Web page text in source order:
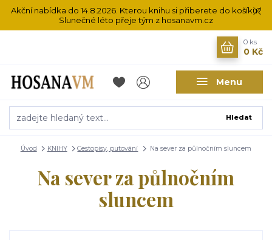
Akční nabídka do 14.8.2026. Kterou knihu si přiberete do košíku?
Slunečné léto přeje tým z hosanavm.cz
Menu
Hledat
0 ks
0 Kč
Úvod KNIHY Cestopisy, putování Na sever za půlnočním sluncem
Na sever za půlnočním
sluncem